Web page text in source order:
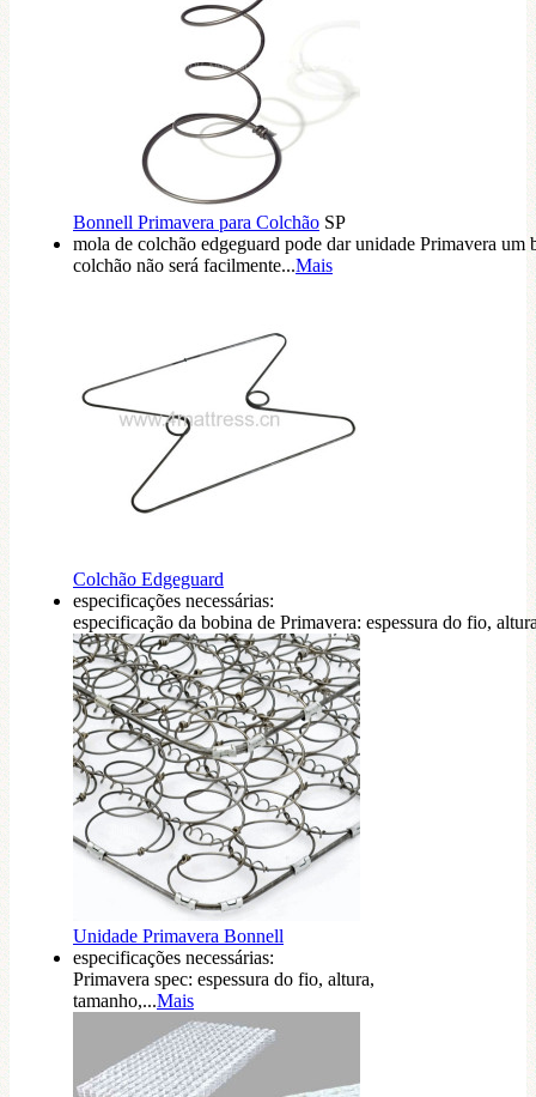
Bonnell Primavera para Colchão SP
mola de colchão edgeguard pode dar unidade Primavera um
colchão não será facilmente...Mais
Colchão Edgeguard
especificações necessárias:
especificação da bobina de Primavera: espessura do fio,
Unidade Primavera Bonnell
especificações necessárias:
Primavera spec: espessura do fio, altura,
tamanho,...Mais